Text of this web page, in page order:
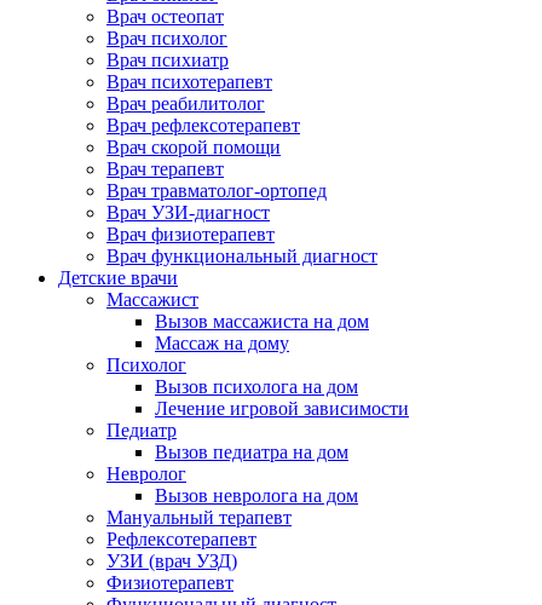
Врач остеопат
Врач психолог
Врач психиатр
Врач психотерапевт
Врач реабилитолог
Врач рефлексотерапевт
Врач скорой помощи
Врач терапевт
Врач травматолог-ортопед
Врач УЗИ-диагност
Врач физиотерапевт
Врач функциональный диагност
Детские врачи
Массажист
Вызов массажиста на дом
Массаж на дому
Психолог
Вызов психолога на дом
Лечение игровой зависимости
Педиатр
Вызов педиатра на дом
Невролог
Вызов невролога на дом
Мануальный терапевт
Рефлексотерапевт
УЗИ (врач УЗД)
Физиотерапевт